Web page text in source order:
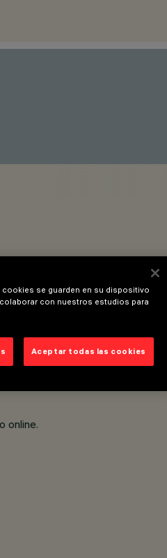
o de 1 a 25 mm para
metalizado con protección
online.
se guarden en su dispositivo
con nuestros estudios para
Aceptar todas las cookies